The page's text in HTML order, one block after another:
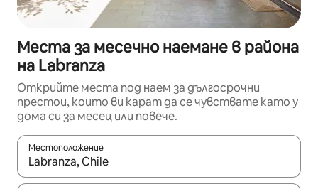
Места за месечно наемане в района
на Labranza
Открийте места под наем за дългосрочни
престои, които ви карат да се чувствате като у
дома си за месец или повече.
Местоположение
Когато резултатите се покажат, използвайте